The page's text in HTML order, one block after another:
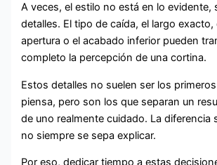
A veces, el estilo no está en lo evidente,
detalles. El tipo de caída, el largo
apertura o el acabado inferior pueden
completo la percepción de una cortina.
Estos detalles no suelen ser los
piensa, pero son los que separan un
de uno realmente cuidado. La diferencia
no siempre se sepa explicar.
Por eso, dedicar tiempo a estas